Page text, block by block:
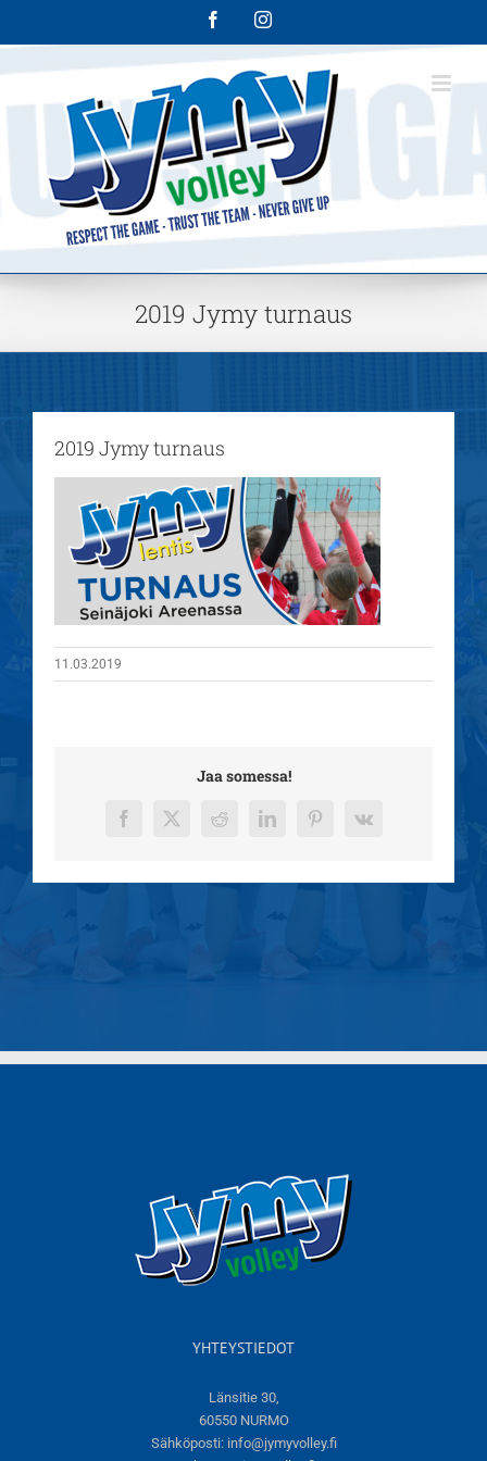
FacebookInstagram
2019 Jymy turnaus
2019 Jymy turnaus
11.03.2019
Jaa somessa!
Facebook
X RedditLinkedInPinterest
Vk
YHTEYSTIEDOT
Länsitie 30,
60550 NURMO
Sähköposti: info@jymyvolley.fi